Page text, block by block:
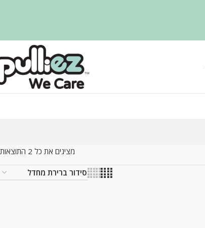
מציגים את כל ⁦2⁩ התוצאות